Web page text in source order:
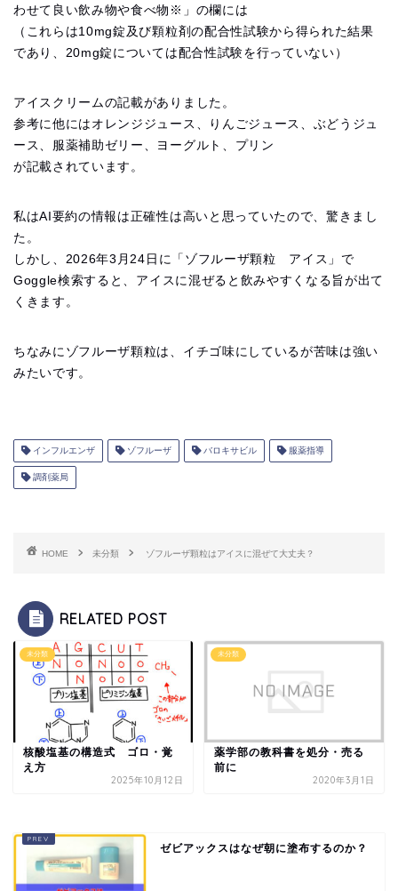
わせて良い飲み物や食べ物※」の欄には
（これらは10mg錠及び顆粒剤の配合性試験から得られた結果
であり、20mg錠については配合性試験を行っていない）
アイスクリームの記載がありました。
参考に他にはオレンジジュース、りんごジュース、ぶどうジュ
ース、服薬補助ゼリー、ヨーグルト、プリン
が記載されています。
私はAI要約の情報は正確性は高いと思っていたので、驚きまし
た。
しかし、2026年3月24日に「ゾフルーザ顆粒 アイス」で
Goggle検索すると、アイスに混ぜると飲みやすくなる旨が出て
くきます。
ちなみにゾフルーザ顆粒は、イチゴ味にしているが苦味は強い
みたいです。
インフルエンザ ゾフルーザ バロキサビル 服薬指導
調剤薬局
HOME 未分類 ゾフルーザ顆粒はアイスに混ぜて大丈夫？
RELATED POST
未分類
核酸塩基の構造式 ゴロ・覚
え方
2025年10月12日
未分類
薬学部の教科書を処分・売る
前に
2020年3月1日
ゼビアックスはなぜ朝に塗布するのか？